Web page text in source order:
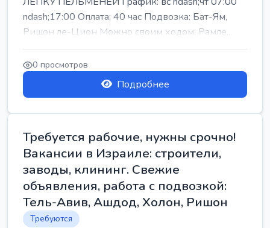
ndash;17:00 Оплата: 40 час Подвозка: Бат-Ям,
Ришон ле-Цион Можно своим ходом: Рамле...
0 просмотров
Подробнее
Требуется рабочие, нужны срочно!
Вакансии в Израиле: строители,
заводы, клининг. Свежие
объявления, работа с подвозкой:
Тель-Авив, Ашдод, Холон, Ришон
Требуются